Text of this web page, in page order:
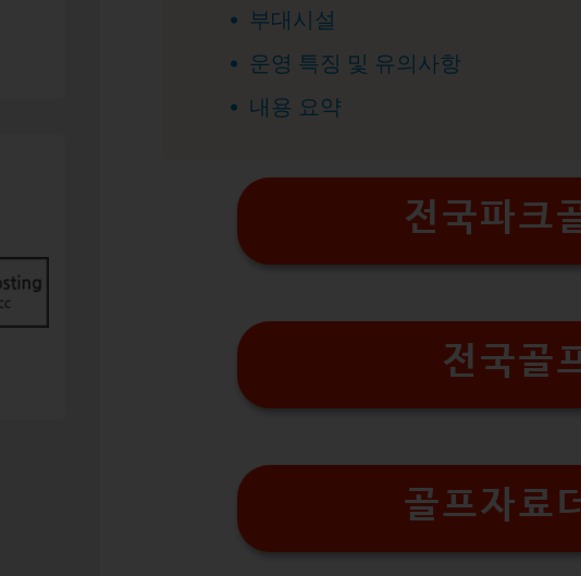
부대시설
운영 특징 및 유의사항
내용 요약
전국파크
전국골
골프자료